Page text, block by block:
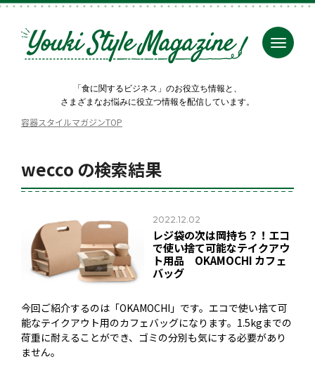
「食に関するビジネス」のお役立ち情報と、
さまざまなお悩みに役立つ情報を配信しています。
容器スタイルマガジンTOP
wecco の検索結果
2022.12.02
レジ袋の次は岡持ち？！エコ
で使い捨て可能なテイクアウ
ト用品 OKAMOCHI カフェ
バッグ
今回ご紹介するのは「OKAMOCHI」です。エコで使い捨て可
能なテイクアウト用のカフェバッグになります。1.5kgまでの
荷重に耐えることができ、ゴミの分別も気にする必要があり
ません。